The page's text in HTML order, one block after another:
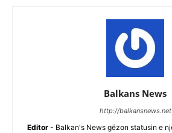
Balkans News
http://balkansnews.net
Editor - Balkan's News gëzon statusin e